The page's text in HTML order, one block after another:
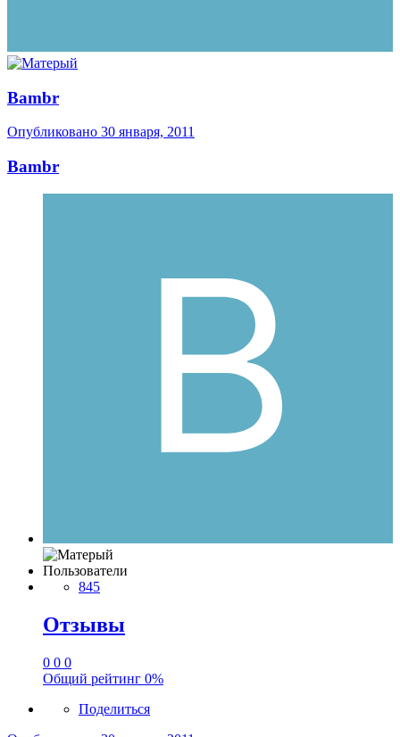
Bambr
Опубликовано 30 января, 2011
Bambr
Пользователи
845
Отзывы
0 0 0
Общий рейтинг 0%
Поделиться